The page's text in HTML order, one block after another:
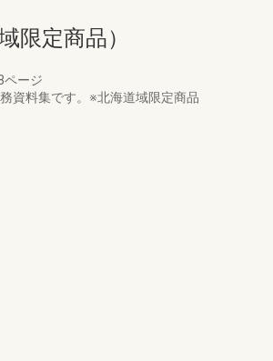
限定商品）
ページ
資料集です。※北海道域限定商品